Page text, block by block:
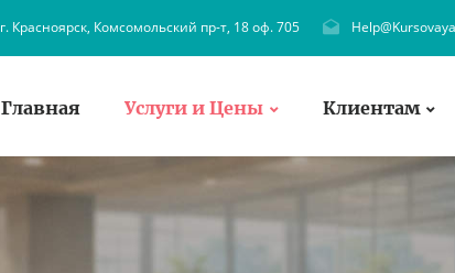
г. Красноярск, Комсомольский пр-т, 18 оф. 705
Главная Услуги и Цены Клиентам